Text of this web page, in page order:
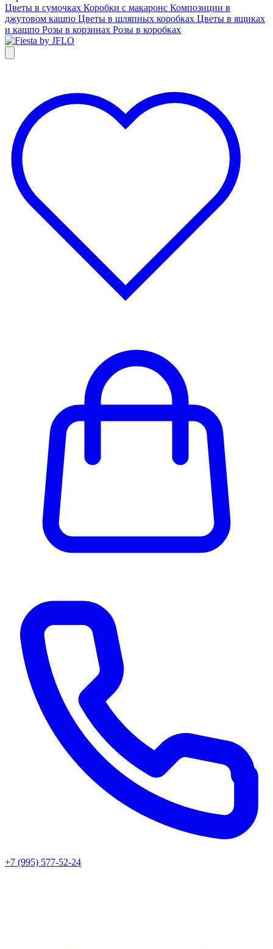
Цветы в сумочках Коробки с макаронс Композиции в
джутовом кашпо Цветы в шляпных коробках Цветы в ящиках
и кашпо Розы в корзинах Розы в коробках
+7 (995) 577-52-24